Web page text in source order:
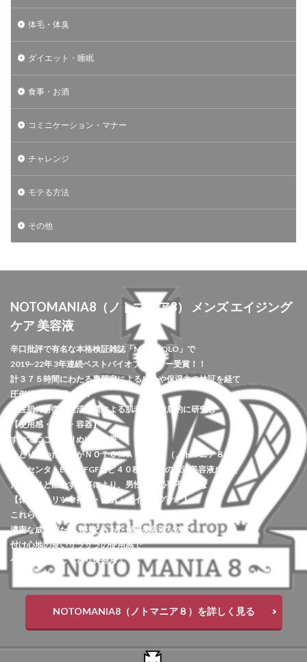
体毛・体臭
ダイエット・睡眠
食事・お酒
コミニケーション・マナー
チャレンジ
モテる方法
その他
NOTOMANIA8（ノトマニア8） メンズ エイジング
ケア 美容液
辛口批評で有名な本格検証雑誌「MONOQLO」で
2019~22年 3年連続ベストバイオブザイヤー受賞！！
計３７５時間にわたる専門家による成分や保湿力の検証を経て
圧倒的１位に輝く！！
男性肌の特徴・生活習慣による肌老化を徹底的に研究し
【使用感・原料・容器】
すべてにこだわりぬいた結果
たどり着いた答えがＮＯＴＯＭＡＮＩＡ８（ノトマニア８）
プラセンタ・EGF・FGFなど４０種類以上の保湿美容液成分を
たっぷりと配合する事により、男性肌に必要不可欠な
【保湿・ハリツヤ補給・整肌・エイジングケア】
これらを1本で全てカバー！！
濃密な成分がたっぷりと入った保湿美容液なのに
付け心地の良いサラサラの使用感で
ベタつかずにしっとり長持ち！
NOTOMANIA8（ノトマニア８）を詳しく見る